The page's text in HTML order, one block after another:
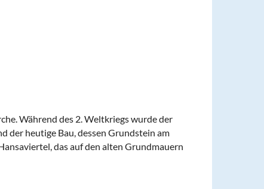
Während des 2. Weltkriegs wurde der
der heutige Bau, dessen Grundstein am
das auf den alten Grundmauern